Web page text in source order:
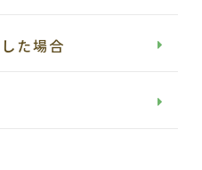
た場合